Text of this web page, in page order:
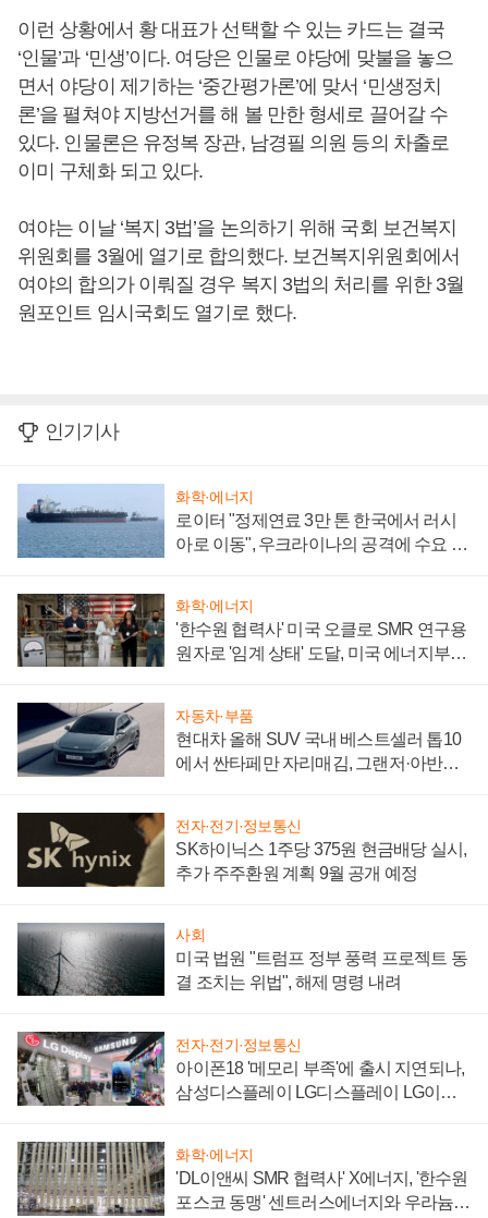
이런 상황에서 황 대표가 선택할 수 있는 카드는 결국
‘인물’과 ‘민생’이다. 여당은 인물로 야당에 맞불을 놓으
면서 야당이 제기하는 ‘중간평가론’에 맞서 ‘민생정치
론’을 펼쳐야 지방선거를 해 볼 만한 형세로 끌어갈 수
있다. 인물론은 유정복 장관, 남경필 의원 등의 차출로
이미 구체화 되고 있다.
여야는 이날 ‘복지 3법’을 논의하기 위해 국회 보건복지
위원회를 3월에 열기로 합의했다. 보건복지위원회에서
여야의 합의가 이뤄질 경우 복지 3법의 처리를 위한 3월
원포인트 임시국회도 열기로 했다.
인기기사
화학·에너지
로이터 "정제연료 3만 톤 한국에서 러시
아로 이동", 우크라이나의 공격에 수요 늘
화학·에너지
'한수원 협력사' 미국 오클로 SMR 연구용
원자로 '임계 상태' 도달, 미국 에너지부
자동차·부품
현대차 올해 SUV 국내 베스트셀러 톱10
에서 싼타페만 자리매김, 그랜저·아반떼
전자·전기·정보통신
SK하이닉스 1주당 375원 현금배당 실시,
추가 주주환원 계획 9월 공개 예정
사회
미국 법원 "트럼프 정부 풍력 프로젝트 동
결 조치는 위법", 해제 명령 내려
전자·전기·정보통신
아이폰18 '메모리 부족'에 출시 지연되나,
삼성디스플레이 LG디스플레이 LG이노
화학·에너지
'DL이앤씨 SMR 협력사' X에너지, '한수원
포스코 동맹' 센트러스에너지와 우라늄